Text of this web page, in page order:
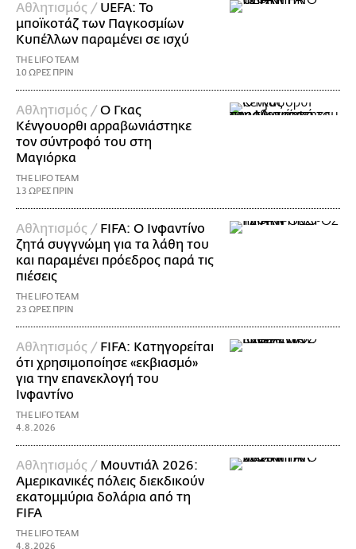
Αθλητισμός / UEFA: Το
μποϊκοτάζ των Παγκοσμίων
Κυπέλλων παραμένει σε ισχύ
THE LIFO TEAM
10 ΩΡΕΣ ΠΡΙΝ
Αθλητισμός /Ο Γκας
Κένγουορθι αρραβωνιάστηκε
τον σύντροφό του στη
Μαγιόρκα
THE LIFO TEAM
13 ΩΡΕΣ ΠΡΙΝ
Αθλητισμός / FIFA: Ο Ινφαντίνο
ζητά συγγνώμη για τα λάθη του
και παραμένει πρόεδρος παρά τις
πιέσεις
THE LIFO TEAM
23 ΩΡΕΣ ΠΡΙΝ
Αθλητισμός / FIFA: Κατηγορείται
ότι χρησιμοποίησε «εκβιασμό»
για την επανεκλογή του
Ινφαντίνο
THE LIFO TEAM
4.8.2026
Αθλητισμός / Μουντιάλ 2026:
Αμερικανικές πόλεις διεκδικούν
εκατομμύρια δολάρια από τη
FIFA
THE LIFO TEAM
4.8.2026